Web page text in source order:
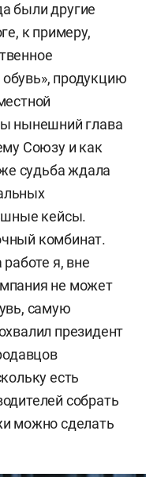
были другие
к примеру,
продукцию
нынешний глава
Союзу и как
судьба ждала
кейсы.
комбинат.
я, вне
не может
самую
президент
есть
собрать
можно сделать